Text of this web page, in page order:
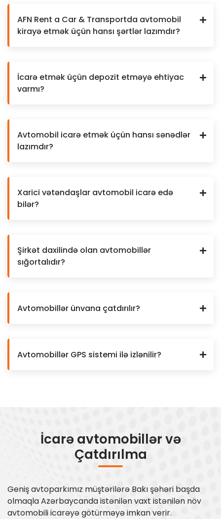
AFN Rent a Car & Transportda avtomobil
kirayə etmək üçün hansı şərtlər lazımdır?
İcarə etmək üçün depozit etməyə ehtiyac
varmı?
Avtomobil icarə etmək üçün hansı sənədlər
lazımdır?
Xarici vətəndaşlar avtomobil icarə edə
bilər?
Şirkət daxilində olan avtomobillər
sığortalıdır?
Avtomobillər ünvana çatdırılır?
Avtomobillər GPS sistemi ilə izlənilir?
İcarə avtomobillər və
Çatdırılma
Geniş avtoparkımız müştərilərə Bakı şəhəri başda
olmaqla Azərbaycanda istənilən vaxt istənilən növ
avtomobili icarəyə götürməyə imkan verir.